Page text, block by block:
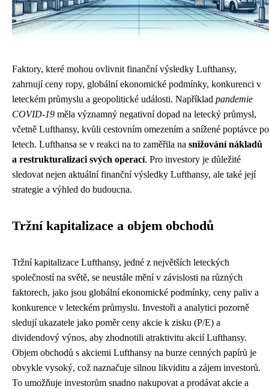
Faktory, které mohou ovlivnit finanční výsledky Lufthansy,
zahrnují ceny ropy, globální ekonomické podmínky, konkurenci v
leteckém průmyslu a geopolitické události. Například pandemie
COVID-19 měla významný negativní dopad na letecký průmysl,
včetně Lufthansy, kvůli cestovním omezením a snížené poptávce po
letech. Lufthansa se v reakci na to zaměřila na snižování nákladů
a restrukturalizaci svých operací. Pro investory je důležité
sledovat nejen aktuální finanční výsledky Lufthansy, ale také její
strategie a výhled do budoucna.
Tržní kapitalizace a objem obchodů
Tržní kapitalizace Lufthansy, jedné z největších leteckých
společností na světě, se neustále mění v závislosti na různých
faktorech, jako jsou globální ekonomické podmínky, ceny paliv a
konkurence v leteckém průmyslu. Investoři a analytici pozorně
sledují ukazatele jako poměr ceny akcie k zisku (P/E) a
dividendový výnos, aby zhodnotili atraktivitu akcií Lufthansy.
Objem obchodů s akciemi Lufthansy na burze cenných papírů je
obvykle vysoký, což naznačuje silnou likviditu a zájem investorů.
To umožňuje investorům snadno nakupovat a prodávat akcie a